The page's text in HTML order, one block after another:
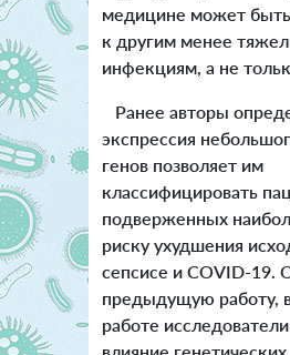
медицине может
к другим менее
инфекциям, а не
Ранее авторы
экспрессия
генов позволяет им
классифицировать
подверженных
риску ухудшения
сепсисе и COVID-19.
предыдущую работу,
работе